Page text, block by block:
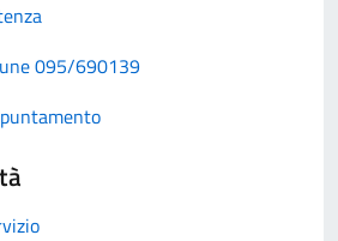
095/690139